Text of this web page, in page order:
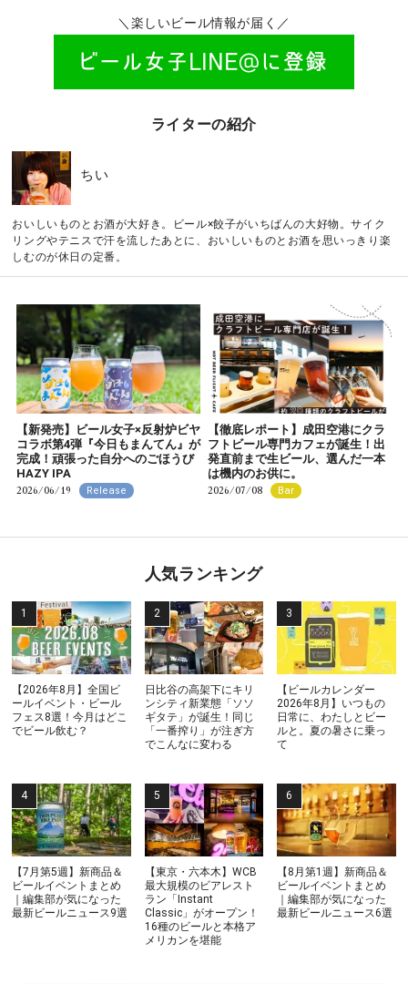
＼楽しいビール情報が届く／
ライターの紹介
ちい
おいしいものとお酒が大好き。ビール×餃子がいちばんの大好物。サイク
リングやテニスで汗を流したあとに、おいしいものとお酒を思いっきり楽
しむのが休日の定番。
【新発売】ビール女子×反射炉ビヤ
コラボ第4弾『今日もまんてん』が
完成！頑張った自分へのごほうび
HAZY IPA
2026/06/19 Release
【徹底レポート】成田空港にクラ
フトビール専門カフェが誕生！出
発直前まで生ビール、選んだ一本
は機内のお供に。
2026/07/08 Bar
人気ランキング
【2026年8月】全国ビ
ールイベント・ビール
フェス8選！今月はどこ
でビール飲む？
日比谷の高架下にキリ
ンシティ新業態「ソソ
ギタテ」が誕生！同じ
「一番搾り」が注ぎ方
でこんなに変わる
【ビールカレンダー
2026年8月】いつもの
日常に、わたしとビー
ルと。夏の暑さに乗っ
て
【7月第5週】新商品＆
ビールイベントまとめ
｜編集部が気になった
最新ビールニュース9選
【東京・六本木】WCB
最大規模のビアレスト
ラン「Instant
Classic」がオープン！
16種のビールと本格ア
メリカンを堪能
【8月第1週】新商品＆
ビールイベントまとめ
｜編集部が気になった
最新ビールニュース6選